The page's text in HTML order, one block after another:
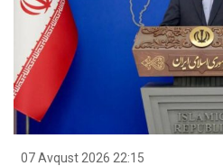
07 Avqust 2026 22:15